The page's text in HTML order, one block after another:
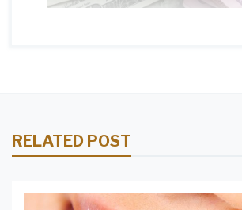
RELATED POST